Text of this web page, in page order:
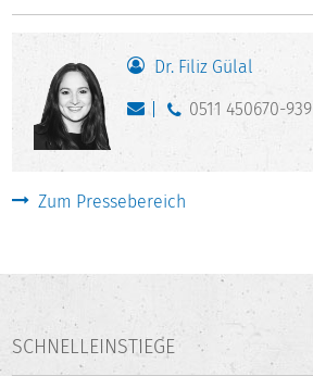
Dr. Filiz Gülal
0511 450670-939
Zum Pressebereich
SCHNELLEINSTIEGE